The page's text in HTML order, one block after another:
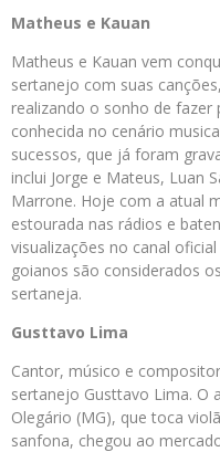
Matheus e Kauan
Matheus e Kauan vem
sertanejo com suas
realizando o sonho de fazer
conhecida no cenário
sucessos, que já foram
inclui Jorge e Mateus, Luan
Marrone. Hoje com a atual
estourada nas rádios e
visualizações no canal
goianos são considerados
sertaneja.
Gusttavo Lima
Cantor, músico e
sertanejo Gusttavo Lima. O
Olegário (MG), que toca
sanfona, chegou ao